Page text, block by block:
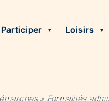
Participer Loisirs
» Formalités